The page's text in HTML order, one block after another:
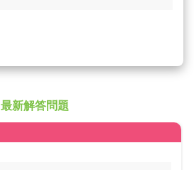
最新解答問題